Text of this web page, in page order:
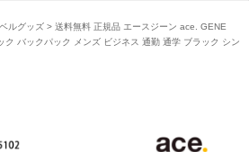
ルグッズ> 送料無料 正規品 エースジーン ace. GENE
バックパック メンズ ビジネス 通勤 通学 ブラック シン